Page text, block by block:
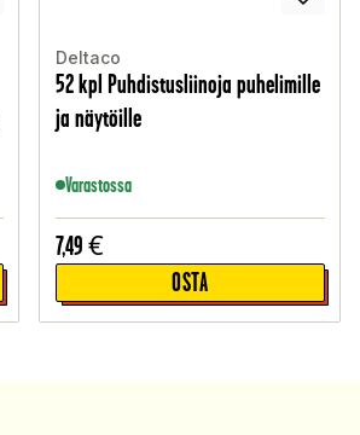
Deltaco
52 kpl Puhdistusliinoja puhelimille
ja näytöille
Varastossa
7,49 €
OSTA